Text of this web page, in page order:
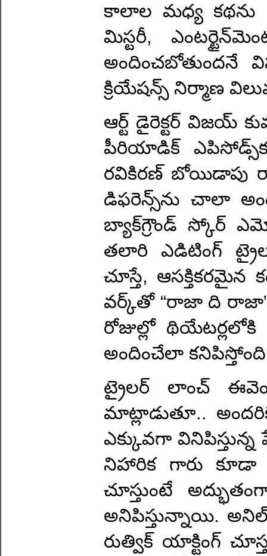
కాలాల మధ్య కథను
మిస్టరీ,
అందించబోతుందనే
క్రియేషన్స్ నిర్మాణ
ఆర్ట్ డైరెక్టర్ విజయ్
పీరియాడిక్
రవికిరణ్ బోయిడాపు
డిఫరెన్స్‌ను చాలా
బ్యాక్‌గ్రౌండ్ స్కోర్
తలారి ఎడిటింగ్
చూస్తే,
వర్క్‌తో “రాజా ది
రోజుల్లో థియేటర్లలోకి
అందించేలా
ట్రైలర్ లాంచ్
మాట్లాడుతూ..
ఎక్కువగా
నిహారిక గారు
చూస్తుంటే
అనిపిస్తున్నాయి.
రుత్విక్ యాక్టింగ్